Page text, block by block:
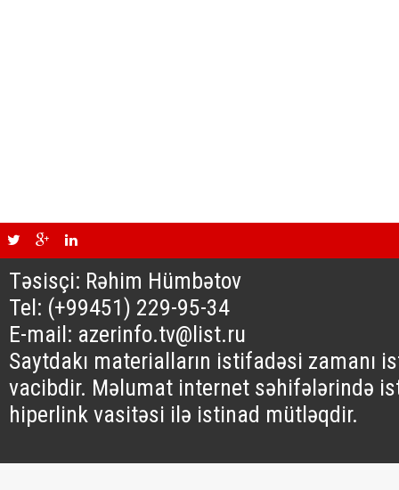
Təsisçi: Rəhim Hümbətov
Tel: (+99451) 229-95-34
E-mail: azerinfo.tv@list.ru
Saytdakı materialların istifadəsi zamanı
vacibdir. Məlumat internet səhifələrində
hiperlink vasitəsi ilə istinad mütləqdir.